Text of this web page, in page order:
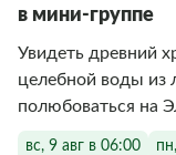
в мини-группе
Увидеть древний
целебной воды из
полюбоваться на
вс, 9 авг в 06:00